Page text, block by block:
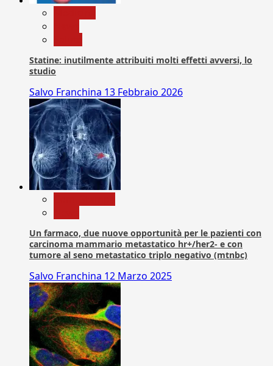
Statine: inutilmente attribuiti molti effetti avversi, lo
studio
Salvo Franchina 13 Febbraio 2026
Un farmaco, due nuove opportunità per le pazienti con
carcinoma mammario metastatico hr+/her2- e con
tumore al seno metastatico triplo negativo (mtnbc)
Salvo Franchina 12 Marzo 2025